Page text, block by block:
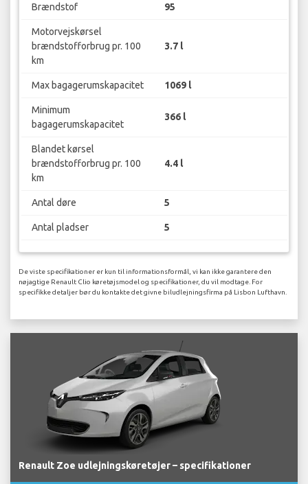
Brændstof 95
Motorvejskørsel
brændstofforbrug pr. 100
km
3.7 l
Max bagagerumskapacitet 1069 l
Minimum
bagagerumskapacitet
366 l
Blandet kørsel
brændstofforbrug pr. 100
km
4.4 l
Antal døre 5
Antal pladser 5
De viste specifikationer er kun til informationsformål, vi kan ikke garantere den
nøjagtige Renault Clio køretøjsmodel og specifikationer, du vil modtage. For
specifikke detaljer bør du kontakte det givne biludlejningsfirma på Lisbon Lufthavn.
Renault Zoe udlejningskøretøjer – specifikationer